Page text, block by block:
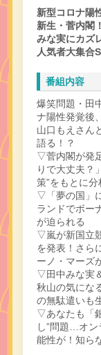
新型コロナ陽
新生・菅内閣
みな実にカズ
人気者大集合
番組内容
爆笑問題・田
ナ陽性発覚後
山口もえさん
語る！？
▽菅内閣が発
りで大丈夫？
策”をもとに分
▽「夢の国」
ランドでボー
が迫られる
▽嵐が新国立
を発表！さら
ーノ・マーズ
▽田中みな実
秋山の気にな
の無駄遣いも
▽あなたも「
し”問題…オン
能性が！知ら